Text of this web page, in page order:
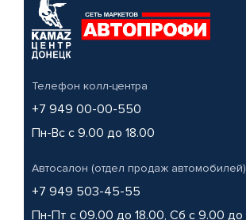
Телефон колл-центра
+7 949 00-00-550
Пн-Вс с 9.00 до 18.00
Автосалон (отдел продаж автомобилей)
+7 949 503-45-55
Пн-Пт с 09.00 до 18.00, Сб с 9.00 до